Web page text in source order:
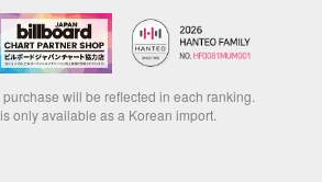
will be reflected in each ranking.
only available as a Korean import.